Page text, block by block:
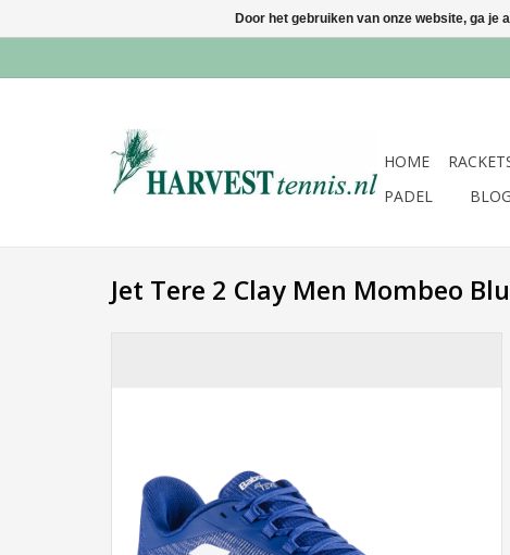
HOME
PADEL
BLOG
Jet Tere 2 Clay Men Mombeo
Door het gebruiken van onze website, ga